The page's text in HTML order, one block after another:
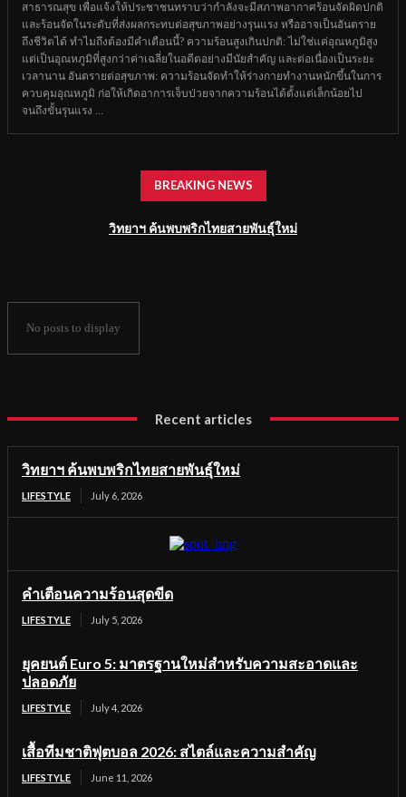
สาธารณสุข เพื่อแจ้งให้ประชาชนทราบว่ากำลังจะมีสภาพอากาศร้อนจัดผิดปกติ
และร้อนจัดในระดับที่ส่งผลกระทบต่อสุขภาพอย่างรุนแรง หรืออาจเป็นอันตราย
ถึงชีวิตได้ ทำไมถึงต้องมีคำเตือนนี้? ความร้อนสูงเกินปกติ: ไม่ใช่แค่อุณหภูมิสูง
แต่เป็นอุณหภูมิที่สูงกว่าค่าเฉลี่ยในอดีตอย่างมีนัยสำคัญ และต่อเนื่องเป็นระยะ
เวลานาน อันตรายต่อสุขภาพ: ความร้อนจัดทำให้ร่างกายทำงานหนักขึ้นในการ
ควบคุมอุณหภูมิ ก่อให้เกิดอาการเจ็บป่วยจากความร้อนได้ตั้งแต่เล็กน้อยไป
จนถึงขั้นรุนแรง ...
BREAKING NEWS
วิทยาฯ ค้นพบพริกไทยสายพันธุ์ใหม่
No posts to display
Recent articles
วิทยาฯ ค้นพบพริกไทยสายพันธุ์ใหม่
LIFESTYLE July 6, 2026
คำเตือนความร้อนสุดขีด
LIFESTYLE July 5, 2026
ยุคยนต์ Euro 5: มาตรฐานใหม่สำหรับความสะอาดและ
ปลอดภัย
LIFESTYLE July 4, 2026
เสื้อทีมชาติฟุตบอล 2026: สไตล์และความสำคัญ
LIFESTYLE June 11, 2026